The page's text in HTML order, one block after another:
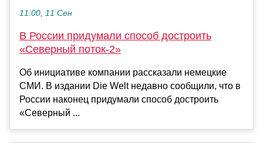
11:00, 11 Сен
В России придумали способ достроить
«Северный поток-2»
Об инициативе компании рассказали немецкие
СМИ. В издании Die Welt недавно сообщили, что в
России наконец придумали способ достроить
«Северный ...